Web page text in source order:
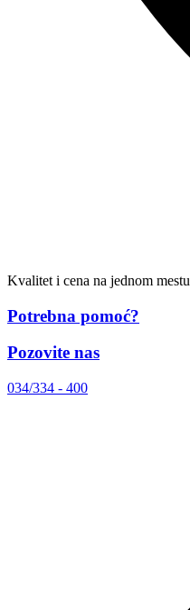
Kvalitet i cena na jednom mestu
Potrebna pomoć?
Pozovite nas
034/334 - 400